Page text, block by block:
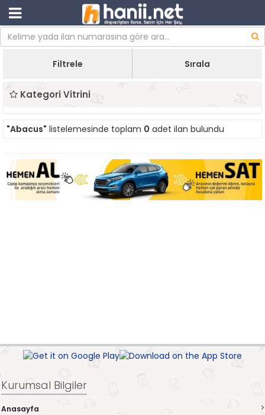
Filtrele Sırala
Kategori Vitrini
"Abacus" listelemesinde toplam 0 adet ilan bulundu
Kurumsal Bilgiler
Anasayfa